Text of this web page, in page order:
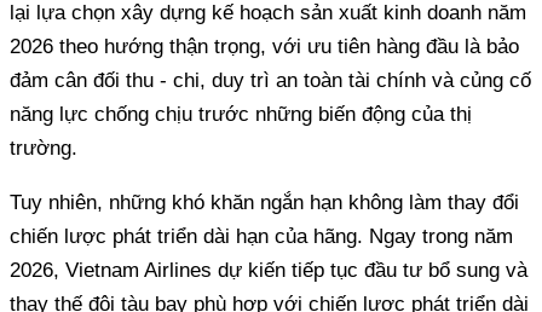
lại lựa chọn xây dựng kế hoạch sản xuất kinh doanh năm
2026 theo hướng thận trọng, với ưu tiên hàng đầu là bảo
đảm cân đối thu - chi, duy trì an toàn tài chính và củng cố
năng lực chống chịu trước những biến động của thị
trường.
Tuy nhiên, những khó khăn ngắn hạn không làm thay đổi
chiến lược phát triển dài hạn của hãng. Ngay trong năm
2026, Vietnam Airlines dự kiến tiếp tục đầu tư bổ sung và
thay thế đội tàu bay phù hợp với chiến lược phát triển dài